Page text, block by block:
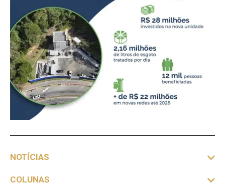
NOTÍCIAS
COLUNAS